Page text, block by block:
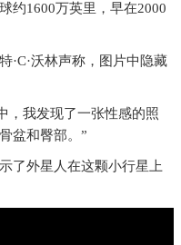
约1600万英里，早在2000
·C·沃林声称，图片中隐藏
，我发现了一张性感的照
盆和臀部。”
了外星人在这颗小行星上